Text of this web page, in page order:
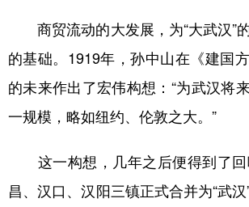
商贸流动的大发展，为“大武汉”
的基础。1919年，孙中山在《建国
的未来作出了宏伟构想：“为武汉将
一规模，略如纽约、伦敦之大。”
这一构想，几年之后便得到了回
昌、汉口、汉阳三镇正式合并为“武